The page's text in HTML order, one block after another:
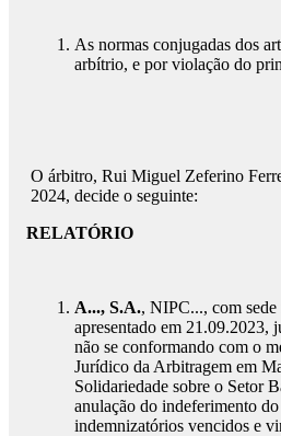
As normas conjugadas dos
arbítrio, e por violação do
O árbitro, Rui Miguel Zeferino
2024, decide o seguinte:
RELATÓRIO
A..., S.A., NIPC..., com sede
apresentado em 21.09.2023,
não se conformando com o
Jurídico da Arbitragem em
Solidariedade sobre o Setor
anulação do indeferimento
indemnizatórios vencidos e